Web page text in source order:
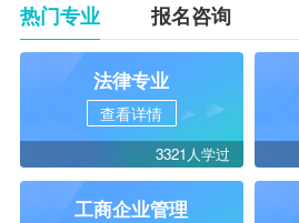
热门专业 报名咨询
法律专业
查看详情
3321人学过
工商企业管理